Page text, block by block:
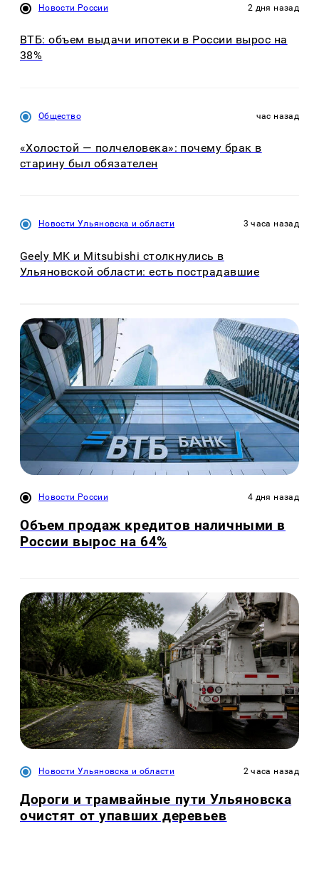
Новости России 2 дня назад
ВТБ: объем выдачи ипотеки в России вырос на
38%
Общество час назад
«Холостой — полчеловека»: почему брак в
старину был обязателен
Новости Ульяновска и области 3 часа назад
Geely MK и Mitsubishi столкнулись в
Ульяновской области: есть пострадавшие
Новости России 4 дня назад
Объем продаж кредитов наличными в
России вырос на 64%
Новости Ульяновска и области 2 часа назад
Дороги и трамвайные пути Ульяновска
очистят от упавших деревьев